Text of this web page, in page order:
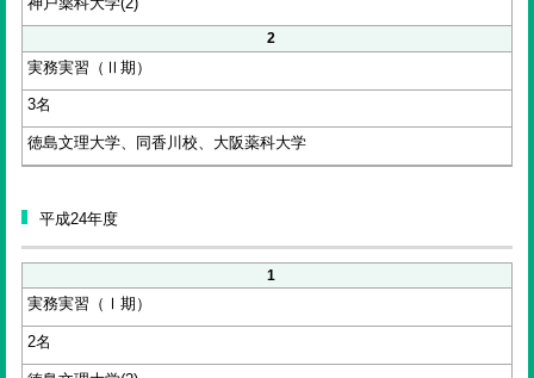
2
実務実習（Ⅱ期）
3名
徳島文理大学、同香川校、大阪薬科大学
平成24年度
1
実務実習（Ⅰ期）
2名